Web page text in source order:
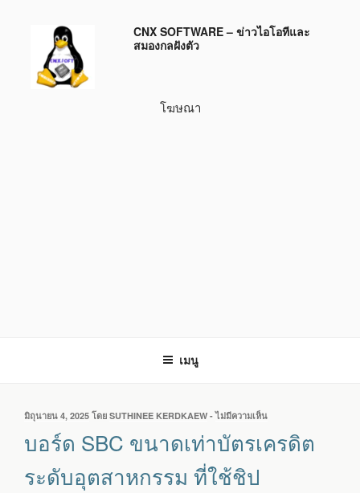
บทความ
CNX SOFTWARE – ข่าวไอโอทีและ
สมองกลฝังตัว
โฆษณา
เมนู
เขียน
ที่
มิถุนายน 4, 2025 โดย SUTHINEE KERDKAEW -ไม่มีความเห็น
SBC
บอร์ด SBC ขนาดเท่าบัตรเครดิต
ระดับอุตสาหกรรม ที่ใช้ชิป